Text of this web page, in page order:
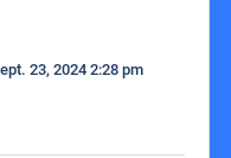
23, 2024 2:28 pm